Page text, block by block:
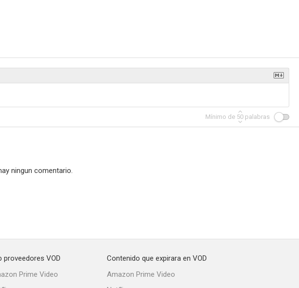
Mínimo de 50 palabras
ningun comentario.
proveedores VOD
Prime Video
Contenido que expirara en VOD
Amazon Prime Video